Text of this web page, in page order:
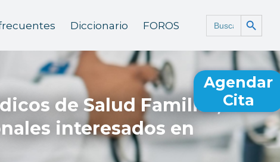
Diccionario FOROS
Buscar: Botón de
de Salud Familiar,
interesados en
Agendar
Cita